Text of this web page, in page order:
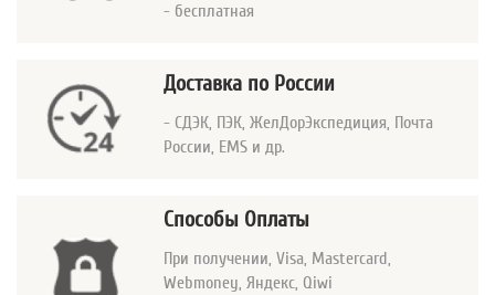
- бесплатная
Доставка по России
- СДЭК, ПЭК, ЖелДорЭкспедиция, Почта
России, EMS и др.
Способы Оплаты
При получении, Visa, Mastercard,
Webmoney, Яндекс, Qiwi